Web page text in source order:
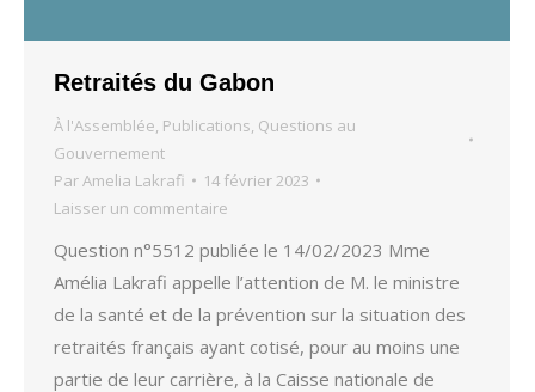
Retraités du Gabon
À l'Assemblée Publications Questions au
Gouvernement
Par Amelia Lakrafi
14 février 2023
Laisser un commentaire
Question n°5512 publiée le 14/02/2023 Mme
Amélia Lakrafi appelle l’attention de M. le ministre
de la santé et de la prévention sur la situation des
retraités français ayant cotisé, pour au moins une
partie de leur carrière, à la Caisse nationale de